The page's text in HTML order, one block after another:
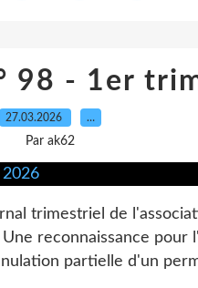
98 - 1er
27.03.2026 …
Par ak62
trimestriel de
reconnaissance pour
partielle d'un